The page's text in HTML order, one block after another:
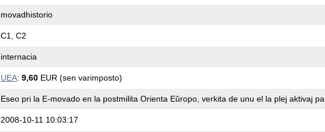
movadhistorio
C1, C2
internacia
UEA: 9,60EUR (sen varimposto)
Eseo pri la E-movado en la postmilita Orienta Eŭropo, verkita de unu el la plej aktivaj
2008-10-11 10:03:17